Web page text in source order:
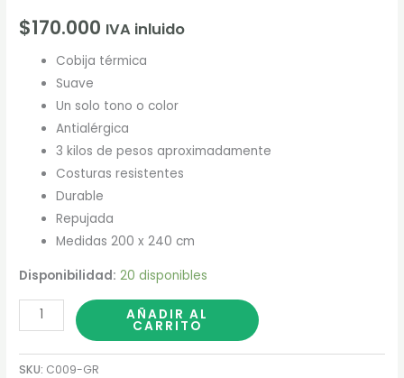
$170.000 IVA inluido
Cobija térmica
Suave
Un solo tono o color
Antialérgica
3 kilos de pesos aproximadamente
Costuras resistentes
Durable
Repujada
Medidas 200 x 240 cm
Disponibilidad: 20 disponibles
AÑADIR AL
CARRITO
SKU: C009-GR